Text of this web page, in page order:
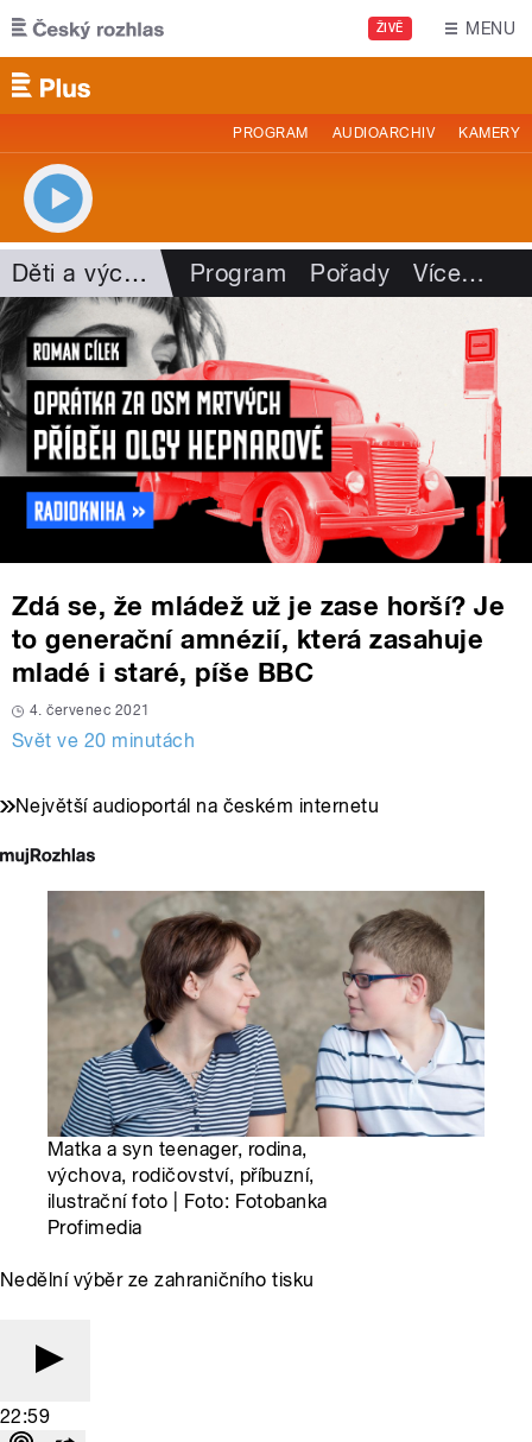
Přejít k hlavnímu obsahu
ŽIVĚ MENU
PROGRAM AUDIOARCHIV KAMERY
Děti a výchova Program Pořady Více…
Zdá se, že mládež už je zase horší? Je
to generační amnézií, která zasahuje
mladé i staré, píše BBC
4. červenec 2021
Svět ve 20 minutách
Největší audioportál na českém internetu
Matka a syn teenager, rodina,
výchova, rodičovství, příbuzní,
ilustrační foto | Foto: Fotobanka
Profimedia
Nedělní výběr ze zahraničního tisku
22:59